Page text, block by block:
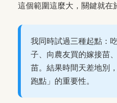
這個範圍這麼大，關鍵就在
我同時試過三種起點：
子、向農友買的嫁接苗
苗。結果時間天差地別
跑點」的重要性。